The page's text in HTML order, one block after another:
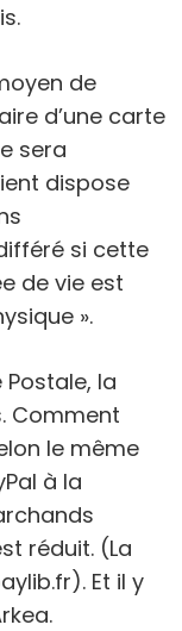
de
d’une carte
sera
dispose
si cette
de vie est
».
la
Comment
le même
à la
réduit. (La
Et il y